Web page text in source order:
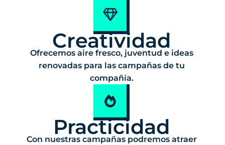
Creatividad
Ofrecemos aire fresco, juventud e ideas
renovadas para las campañas de tu
compañía.
Practicidad
Con nuestras campañas podremos atraer